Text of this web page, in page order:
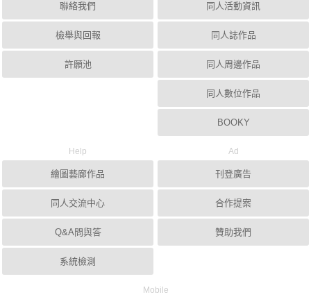
聯絡我們
檢舉與回報
許願池
同人活動資訊
同人誌作品
同人周邊作品
同人數位作品
BOOKY
Help
繪圖藝廊作品
同人交流中心
Q&A問與答
系統檢測
Ad
刊登廣告
合作提案
贊助我們
Mobile